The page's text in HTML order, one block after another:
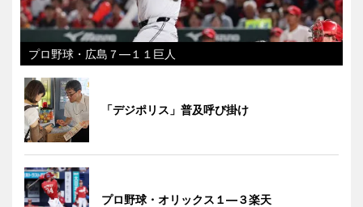
プロ野球・広島７―１１巨人
「デジポリス」普及呼び掛け
プロ野球・オリックス１―３楽天